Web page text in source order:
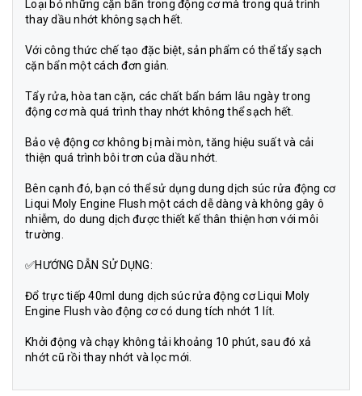
Loại bỏ những cặn bẩn trong động cơ mà trong quá trình
thay dầu nhớt không sạch hết.
Với công thức chế tạo đặc biệt, sản phẩm có thể tẩy sạch
cặn bẩn một cách đơn giản.
Tẩy rửa, hòa tan cặn, các chất bẩn bám lâu ngày trong
động cơ mà quá trình thay nhớt không thể sạch hết.
Bảo vệ động cơ không bị mài mòn, tăng hiệu suất và cải
thiện quá trình bôi trơn của dầu nhớt.
Bên cạnh đó, bạn có thể sử dụng dung dịch súc rửa động cơ
Liqui Moly Engine Flush một cách dễ dàng và không gây ô
nhiễm, do dung dịch được thiết kế thân thiện hơn với môi
trường.
✅HƯỚNG DẪN SỬ DỤNG:
Đổ trực tiếp 40ml dung dịch súc rửa động cơ Liqui Moly
Engine Flush vào động cơ có dung tích nhớt 1 lít.
Khởi động và chạy không tải khoảng 10 phút, sau đó xả
nhớt cũ rồi thay nhớt và lọc mới.